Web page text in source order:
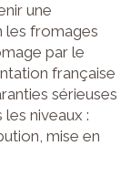
une
les fromages
par le
française
sérieuses
niveaux :
mise en